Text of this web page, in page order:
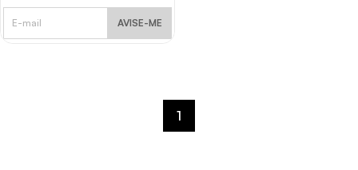
AVISE-ME
1